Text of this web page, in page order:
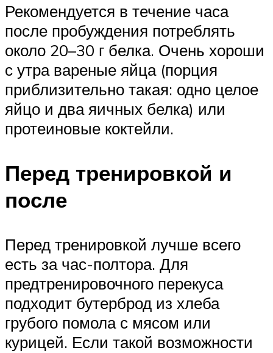
Рекомендуется в течение часа
после пробуждения потреблять
около 20–30 г белка. Очень хороши
с утра вареные яйца (порция
приблизительно такая: одно целое
яйцо и два яичных белка) или
протеиновые коктейли.
Перед тренировкой и
после
Перед тренировкой лучше всего
есть за час-полтора. Для
предтренировочного перекуса
подходит бутерброд из хлеба
грубого помола с мясом или
курицей. Если такой возможности